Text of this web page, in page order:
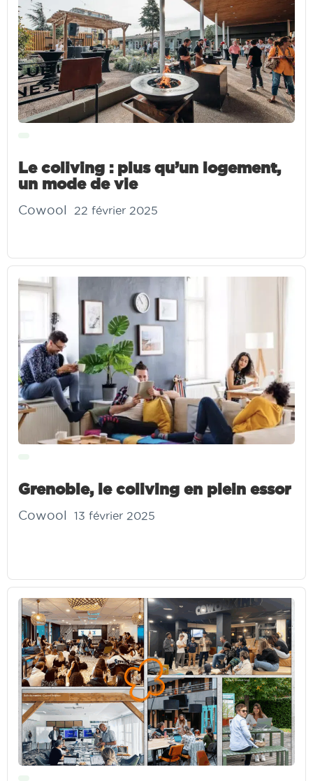
Le coliving : plus qu’un logement,
un mode de vie
Cowool 22 février 2025
Grenoble, le coliving en plein essor
Cowool 13 février 2025